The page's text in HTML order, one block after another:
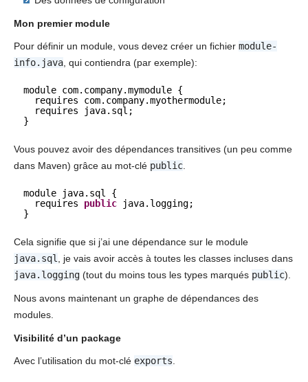
Mon premier module
Pour définir un module, vous devez créer un fichier module-
info.java, qui contiendra (par exemple):
module com.company.mymodule {
requires com.company.myothermodule;
requires java.sql;
}
Vous pouvez avoir des dépendances transitives (un peu comme
dans Maven) grâce au mot-clé public.
module java.sql {
requires public
java.logging;
}
Cela signifie que si j’ai une dépendance sur le module
java.sql
, je vais avoir accès à toutes les classes incluses dans
java.logging (tout du moins tous les types marqués public).
Nous avons maintenant un graphe de dépendances des
modules.
Visibilité d’un package
Avec l’utilisation du mot-clé exports.